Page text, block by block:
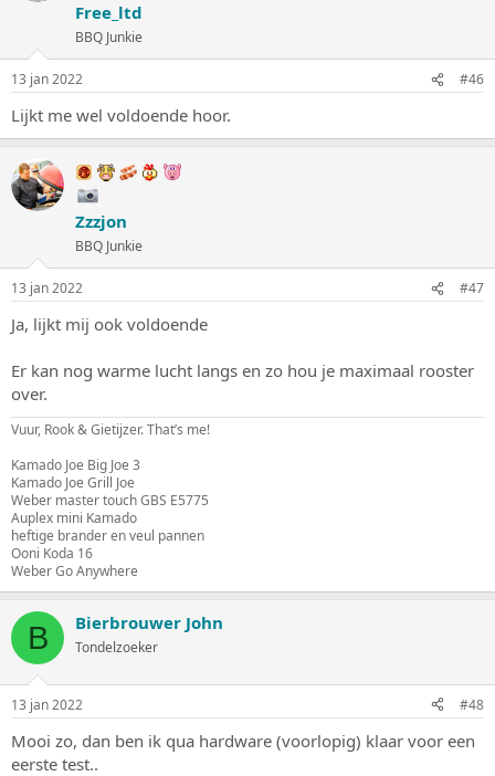
Free_ltd
BBQ Junkie
13 jan 2022 #46
Lijkt me wel voldoende hoor.
Zzzjon
BBQ Junkie
13 jan 2022 #47
Ja, lijkt mij ook voldoende
Er kan nog warme lucht langs en zo hou je maximaal rooster
over.
Vuur, Rook & Gietijzer. That’s me!
Kamado Joe Big Joe 3
Kamado Joe Grill Joe
Weber master touch GBS E5775
Auplex mini Kamado
heftige brander en veul pannen
Ooni Koda 16
Weber Go Anywhere
B Bierbrouwer John
Tondelzoeker
13 jan 2022 #48
Mooi zo, dan ben ik qua hardware (voorlopig) klaar voor een
eerste test..